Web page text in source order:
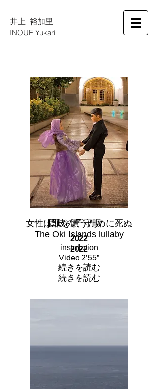
井上 裕加里
INOUE Yukari
隠岐の子守唄
The Oki Islands lullaby
2022
Video 2’55”
続きを読む
女性は罪を贖うために死ぬ
2022
installation
続きを読む